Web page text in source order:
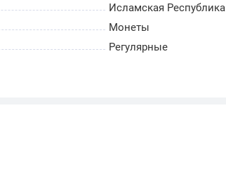
Исламская
Монеты
Регулярные